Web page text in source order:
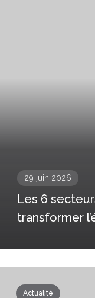
29 juin 2026
Les 6
transformer
Actualité